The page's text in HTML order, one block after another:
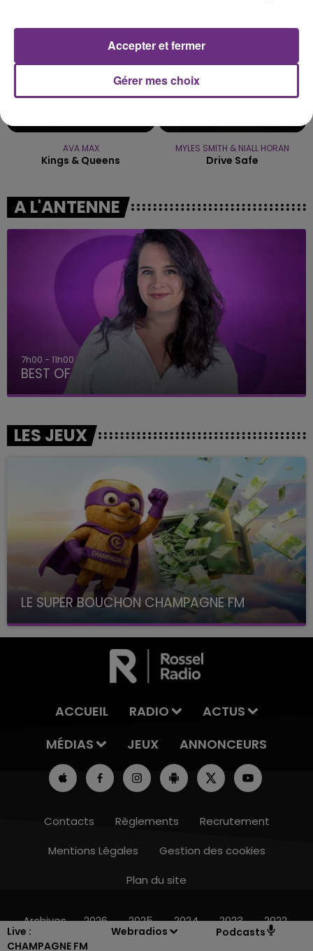
Live :
CHAMPAGNE FM
Webradios Podcasts
16h00 - 20h00
AVA MAX
Kings & Queens
MYLES SMITH & NIALL HORAN
Drive Safe
A L'ANTENNE
7h00 - 11h00
BEST OF
LES JEUX
LE SUPER BOUCHON CHAMPAGNE FM
avec La Famille Champagne FM, à 8H10
ACCUEIL RADIO
ACTUS
MÉDIAS
JEUX ANNONCEURS
Contacts Règlements
Recrutement
Mentions Légales
Gestion des cookies
Plan du site
Archives 2026 2025 2024 2023 2022
Gérer mes choix
Accepter et fermer